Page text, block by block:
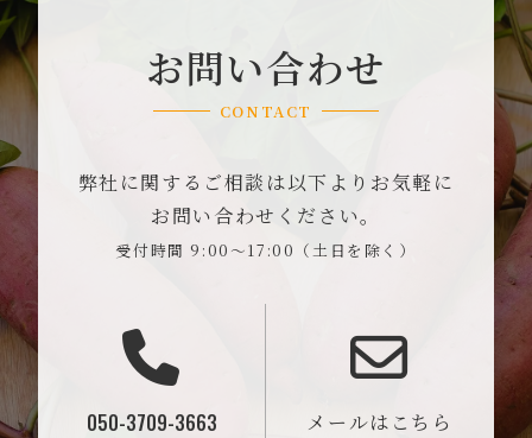
お問い合わせ
CONTACT
弊社に関するご相談は以下よりお気軽に
お問い合わせください。
受付時間 9:00～17:00（土日を除く）
050-3709-3663 メールはこちら